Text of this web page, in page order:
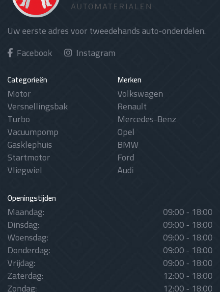
Uw eerste adres voor tweedehands auto-onderdelen.
Facebook
Instagram
Categorieën
Motor
Versnellingsbak
Turbo
Vacuumpomp
Gasklephuis
Startmotor
Vliegwiel
Merken
Volkswagen
Renault
Mercedes-Benz
Opel
BMW
Ford
Audi
Openingstijden
Maandag: 09:00 - 18:00
Dinsdag: 09:00 - 18:00
Woensdag: 09:00 - 18:00
Donderdag: 09:00 - 18:00
Vrijdag: 09:00 - 18:00
Zaterdag: 12:00 - 18:00
Zondag: 12:00 - 18:00